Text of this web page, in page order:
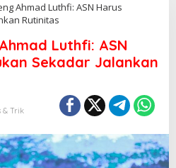
Ahmad Luthfi: ASN Harus
Rutinitas
Luthfi: ASN
Sekadar Jalankan
& Trik